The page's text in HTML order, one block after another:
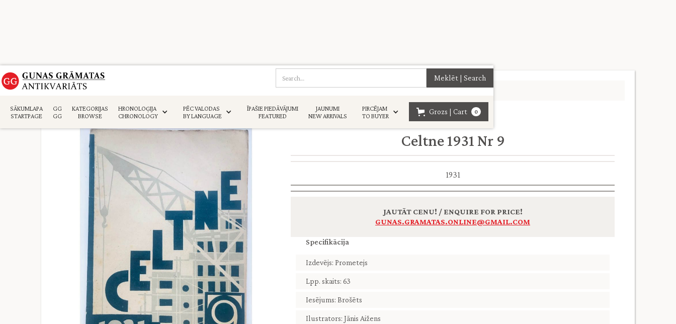
SĀKUMLAPA
STARTPAGE
GG
GG
KATEGORIJAS
BROWSE
HRONOLOĢIJA
CHRONOLOGY
PĒC VALODAS
BY LANGUAGE
ĪPAŠIE PIEDĀVĀJUMI
FEATURED
JAUNUMI
NEW ARRIVALS
PIRCĒJAM
TO BUYER
Grozs | Cart 0
Sākumlapa
Celtne 1931 Nr 9
1931
JAUTĀT CENU! / ENQUIRE FOR PRICE!
GUNAS.GRAMATAS.ONLINE@GMAIL.COM
Specifikācija
Izdevējs: Prometejs
Lpp. skaits: 63
Iesējums: Brošēts
Ilustrators: Jānis Aižens